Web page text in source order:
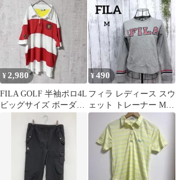
ム
¥2,980
FILA GOLF 半袖ポロ4L
ビッグサイズ ボーダー
刺繍ロゴ ラガー
¥490
フィラ レディース スウ
ェット トレーナー M
ロゴ カジュアル グレー